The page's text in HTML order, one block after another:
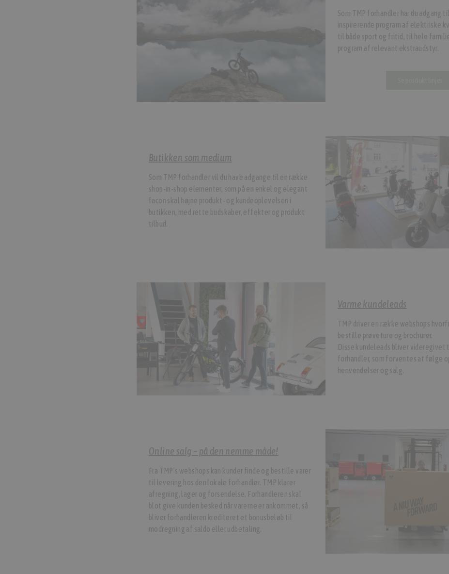
Som TMP forhandler har du adgang
inspirerende program af elektriske
til både sport og fritid, til hele
program af relevant ekstraudstyr.
Butikken som medium
Som TMP forhandler vil du have adgange til en række
shop-in-shop elementer, som på en enkel og elegant
facon skal højne produkt- og kundeoplevelsen i
butikken, med rette budskaber, effekter og produkt
tilbud.
Varme kundeleads
TMP driver en række webshops
bestille prøveture og brochurer.
Disse kundeleads bliver videregivet
forhandler, som forventes at følge
henvendelser og salg.
Online salg – på den nemme måde!
Fra TMP’s webshops kan kunder finde og bestille varer
til levering hos den lokale forhandler. TMP klarer
afregning, lager og forsendelse. Forhandleren skal
blot give kunden besked når varerne er ankommet, så
bliver forhandleren krediteret et bonusbeløb til
modregning af saldo eller udbetaling.